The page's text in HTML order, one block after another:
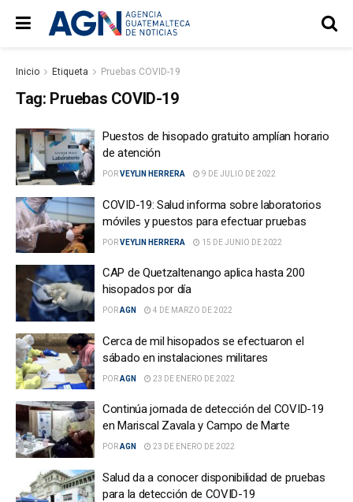
Inicio Etiqueta Pruebas COVID-19
Tag: Pruebas COVID-19
Puestos de hisopado gratuito amplían horario
de atención
PORVEYLIN HERRERA 9 DE JULIO DE 2022
COVID-19: Salud informa sobre laboratorios
móviles y puestos para efectuar pruebas
PORVEYLIN HERRERA 15 DE JUNIO DE 2022
CAP de Quetzaltenango aplica hasta 200
hisopados por día
PORAGN 4 DE MARZO DE 2022
Cerca de mil hisopados se efectuaron el
sábado en instalaciones militares
PORAGN 23 DE ENERO DE 2022
Continúa jornada de detección del COVID-19
en Mariscal Zavala y Campo de Marte
PORAGN 23 DE ENERO DE 2022
Salud da a conocer disponibilidad de pruebas
para la detección de COVID-19